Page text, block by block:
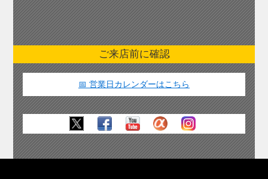
ご来店前に確認
📅 営業日カレンダーはこちら